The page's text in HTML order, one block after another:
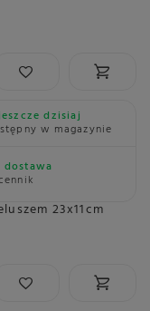
dzisiaj
w magazynie
dostawa
23x11cm